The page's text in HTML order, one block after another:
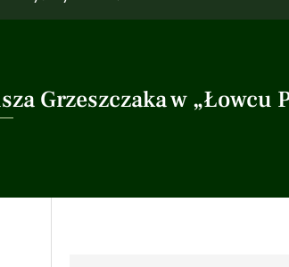
Grzeszczaka w „Łowcu